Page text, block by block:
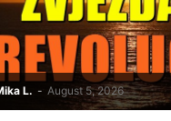
L. - August 5, 2026